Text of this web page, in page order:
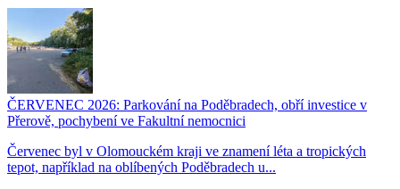
ČERVENEC 2026: Parkování na Poděbradech, obří investice v
Přerově, pochybení ve Fakultní nemocnici
Červenec byl v Olomouckém kraji ve znamení léta a tropických
tepot, například na oblíbených Poděbradech u...